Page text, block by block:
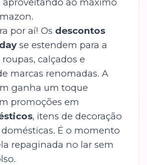
por aí! Os descontos
se estendem para a
roupas, calçados e
marcas renomadas. A
ganha um toque
promoções em
, itens de decoração
É o momento
repaginada no lar sem